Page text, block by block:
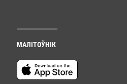
МАЛІТОЎНІК